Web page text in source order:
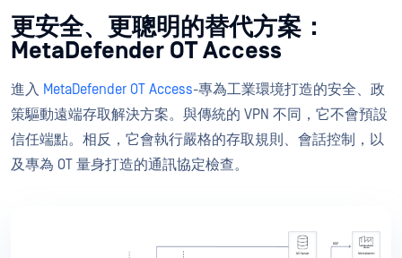
更安全、更聰明的替代方案：
MetaDefender OT Access
進入 MetaDefender OT Access-專為工業環境打造的安全、政
策驅動遠端存取解決方案。與傳統的 VPN 不同，它不會預設
信任端點。相反，它會執行嚴格的存取規則、會話控制，以
及專為 OT 量身打造的通訊協定檢查。